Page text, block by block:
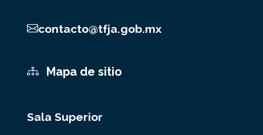
contacto@tfja.gob.mx
Mapa de sitio
Sala Superior